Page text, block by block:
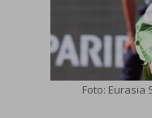
Foto: Eurasia